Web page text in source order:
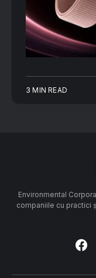
3 MIN READ
Environmental
companiile cu practici